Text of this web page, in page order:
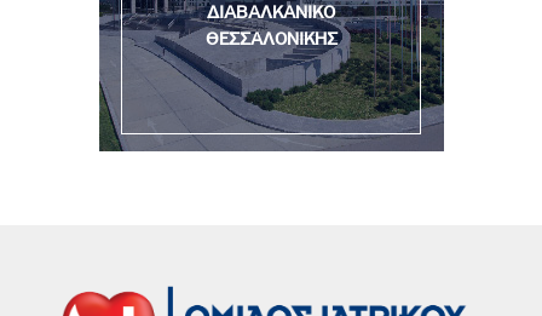
ΔΙΑΒΑΛΚΑΝΙΚΟ
ΘΕΣΣΑΛΟΝΙΚΗΣ